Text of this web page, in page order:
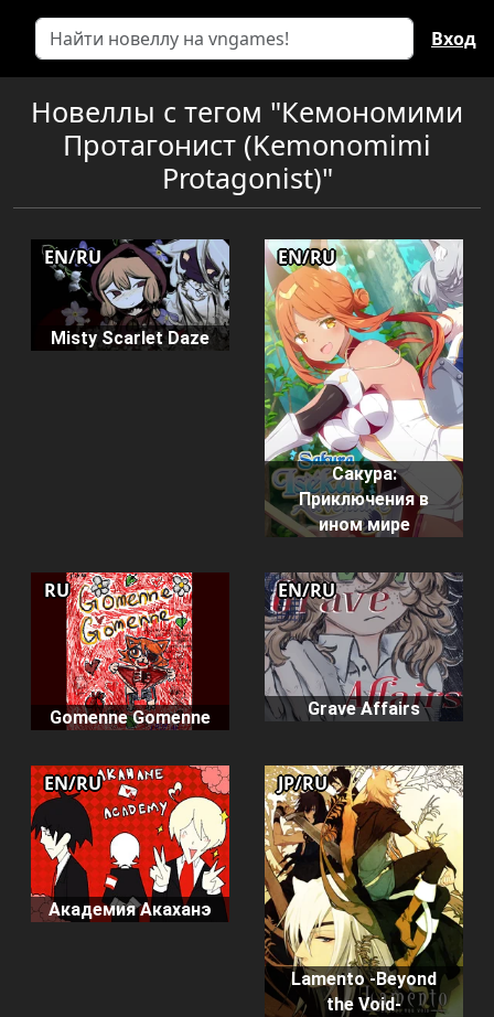
Вход
Новеллы с тегом "Кемономими
Протагонист (Kemonomimi
Protagonist)"
Misty Scarlet Daze
EN/RU
Сакура:
Приключения в
ином мире
EN/RU
Gomenne Gomenne
RU
Grave Affairs
EN/RU
Академия Акаханэ
EN/RU
Lamento -Beyond
the Void-
JP/RU